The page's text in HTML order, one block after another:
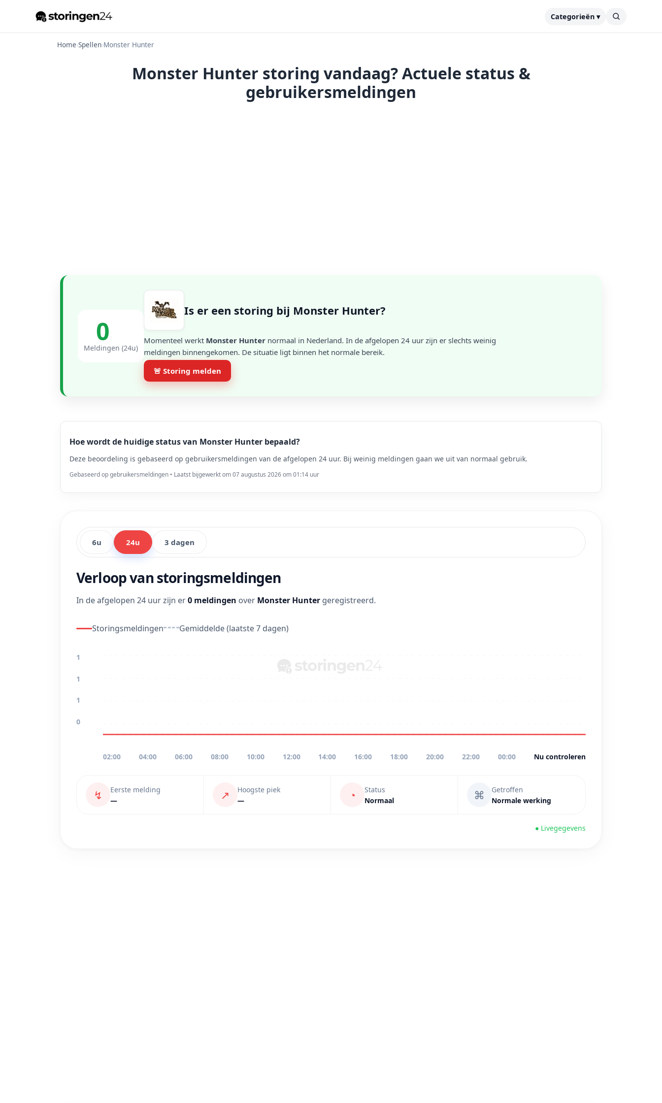
Categorieën ▾
Home›Spellen›Monster Hunter
Monster Hunter storing vandaag? Actuele status &
gebruikersmeldingen
0
Meldingen (24u)
Is er een storing bij Monster Hunter?
Momenteel werkt Monster Hunter normaal in Nederland. In de afgelopen 24 uur zijn er slechts weinig
meldingen binnengekomen. De situatie ligt binnen het normale bereik.
🚨 Storing melden
Hoe wordt de huidige status van Monster Hunter bepaald?
Deze beoordeling is gebaseerd op gebruikersmeldingen van de afgelopen 24 uur. Bij weinig meldingen gaan we uit van normaal gebruik.
Gebaseerd op gebruikersmeldingen • Laatst bijgewerkt om 07 augustus 2026 om 01:14 uur
6u 24u 3 dagen
Verloop van storingsmeldingen
In de afgelopen 24 uur zijn er0 meldingen over Monster Hunter geregistreerd.
Storingsmeldingen Gemiddelde (laatste 7 dagen)
1
1
1
0
02:00 04:00 06:00 08:00 10:00 12:00 14:00 16:00 18:00 20:00 22:00 00:00 Nu controleren
↯
Eerste melding
—
↗
Hoogste piek
—
◔
Status
Normaal
⌘
Getroffen
Normale werking
● Livegegevens